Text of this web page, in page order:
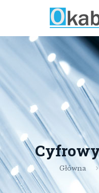
Główna